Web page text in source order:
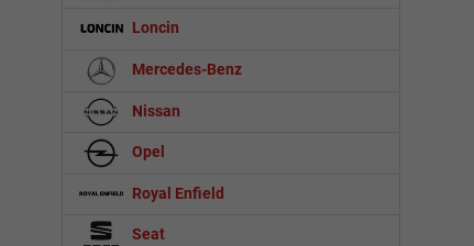
Loncin
Mercedes-Benz
Nissan
Opel
Royal Enfield
Seat